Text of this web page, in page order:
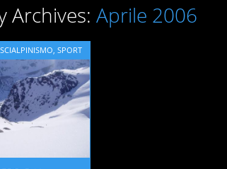
Archives:Aprile 2006
SCIALPINISMO,SPORT